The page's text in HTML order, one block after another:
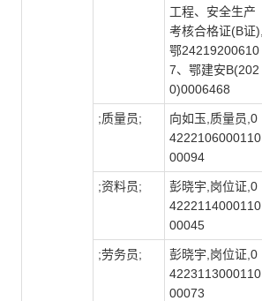
工程、安全生产
考核合格证(B证),
鄂24219200610
7、鄂建安B(202
0)0006468
;质量员;
向如玉,质量员,0
4222106000110
00094
;资料员;
彭晓宇,岗位证,0
4222114000110
00045
;劳务员;
彭晓宇,岗位证,0
4223113000110
00073